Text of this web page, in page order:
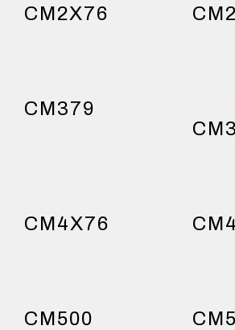
CM2X76
CM379
CM4X76
CM500